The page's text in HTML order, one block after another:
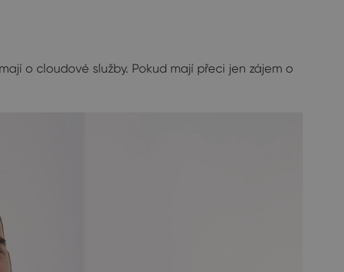
o cloudové služby. Pokud mají přeci jen zájem o